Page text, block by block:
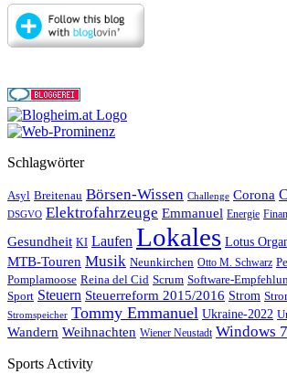
Schlagwörter
Asyl Breitenau Börsen-Wissen Challenge Corona
DSGVO Elektrofahrzeuge Emmanuel Energie
Gesundheit KI Laufen Lokales Lotus
MTB-Touren Musik Neunkirchen Otto M. Schwarz
Pomplamoose Reina del Cid Scrum Software-
Sport Steuern Steuerreform 2015/2016 Strom
Stromspeicher Tommy Emmanuel Ukraine-2022
Wandern Weihnachten Wiener Neustadt Windows 7
Sports Activity